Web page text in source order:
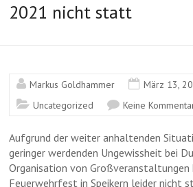
2021 nicht statt
Markus Goldhammer
März 13,
Uncategorized
Keine
Aufgrund der weiter anhaltenden
geringer werdenden Ungewissheit bei
Organisation von Großveranstaltungen
Feuerwehrfest in Speikern leider nicht